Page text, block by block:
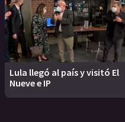
Lula llegó al país y visitó El
Nueve e IP